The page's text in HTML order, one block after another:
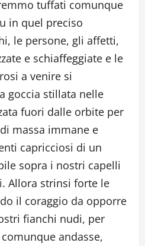
tuffati comunque
in quel preciso
le persone, gli affetti,
e schiaffeggiate e le
a venire si
goccia stillata nelle
fuori dalle orbite per
massa immane e
capricciosi di un
sopra i nostri capelli
Allora strinsi forte le
il coraggio da opporre
fianchi nudi, per
andasse,